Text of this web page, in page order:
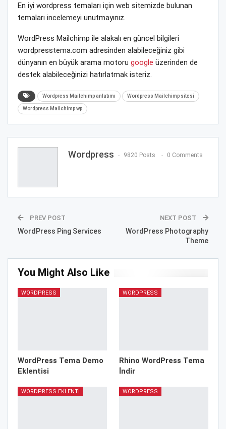
En iyi wordpress temaları için web sitemizde bulunan
temaları incelemeyi unutmayınız.
WordPress Mailchimp ile alakalı en güncel bilgileri
wordpresstema.com adresinden alabileceğiniz gibi
dünyanın en büyük arama motoru google üzerinden de
destek alabileceğinizi hatırlatmak isteriz.
Wordpress Mailchimp anlatımı Wordpress Mailchimp sitesi
Wordpress Mailchimp wp
Wordpress 9820 Posts 0 Comments
PREV POST
WordPress Ping Services
NEXT POST
WordPress Photography
Theme
You Might Also Like
WORDPRESS
WordPress Tema Demo
Eklentisi
WORDPRESS
Rhino WordPress Tema
İndir
WORDPRESS EKLENTI WORDPRESS